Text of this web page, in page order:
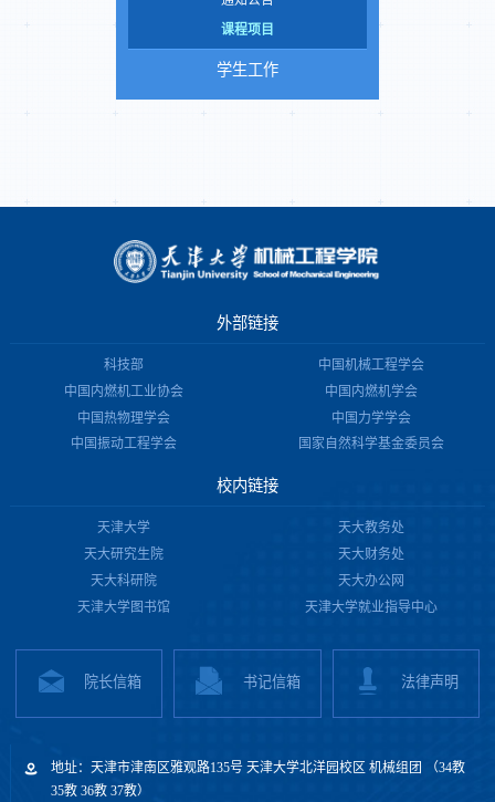
课程项目
学生工作
外部链接
科技部
中国机械工程学会
中国内燃机工业协会
中国内燃机学会
中国热物理学会
中国力学学会
中国振动工程学会
国家自然科学基金委员会
校内链接
天津大学
天大教务处
天大研究生院
天大财务处
天大科研院
天大办公网
天津大学图书馆
天津大学就业指导中心
院长信箱 书记信箱 法律声明
地址：天津市津南区雅观路135号 天津大学北洋园校区 机械组团 （34教
35教 36教 37教）